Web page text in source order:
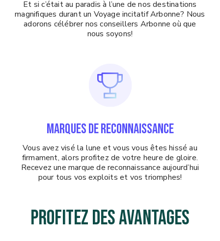
Et si c’était au paradis à l’une de nos destinations
magnifiques durant un Voyage incitatif Arbonne? Nous
adorons célébrer nos conseillers Arbonne où que
nous soyons!
MARQUES DE RECONNAISSANCE
Vous avez visé la lune et vous vous êtes hissé au
firmament, alors profitez de votre heure de gloire.
Recevez une marque de reconnaissance aujourd’hui
pour tous vos exploits et vos triomphes!
PROFITEZ DES AVANTAGES